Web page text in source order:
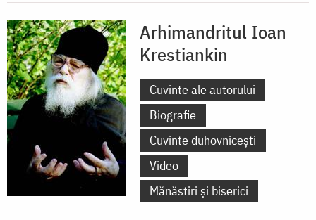
Arhimandritul Ioan
Krestiankin
Cuvinte ale autorului
Biografie
Cuvinte duhovnicești
Video
Mănăstiri și biserici